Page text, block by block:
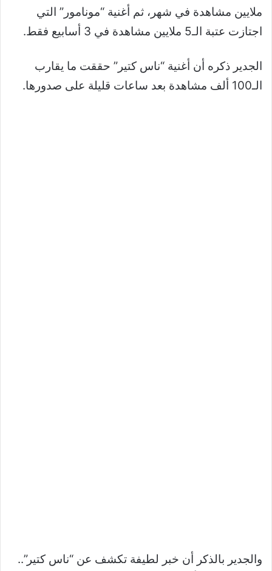
ملايين مشاهدة في شهر، ثم أغنية “مونامور” التي
اجتازت عتبة الـ5 ملايين مشاهدة في 3 أسابيع فقط.
الجدير ذكره أن أغنية “ناس كتير” حققت ما يقارب
الـ100 ألف مشاهدة بعد ساعات قليلة على صدورها.
والجدير بالذكر أن خبر لطيفة تكشف عن “ناس كتير”..